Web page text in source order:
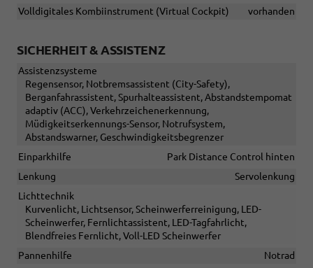
Volldigitales Kombiinstrument (Virtual Cockpit)
vorhanden
SICHERHEIT & ASSISTENZ
Assistenzsysteme
Regensensor, Notbremsassistent (City-Safety),
Berganfahrassistent, Spurhalteassistent, Abstandstempomat
adaptiv (ACC), Verkehrzeichenerkennung,
Müdigkeitserkennungs-Sensor, Notrufsystem,
Abstandswarner, Geschwindigkeitsbegrenzer
Einparkhilfe
Park Distance Control hinten
Lenkung
Servolenkung
Lichttechnik
Kurvenlicht, Lichtsensor, Scheinwerferreinigung, LED-
Scheinwerfer, Fernlichtassistent, LED-Tagfahrlicht,
Blendfreies Fernlicht, Voll-LED Scheinwerfer
Pannenhilfe
Notrad